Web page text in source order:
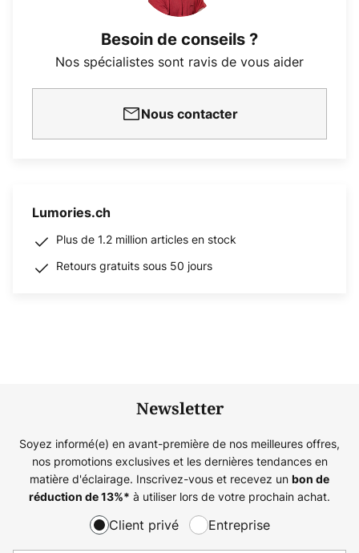
Besoin de conseils ?
Nos spécialistes sont ravis de vous aider
Nous contacter
Lumories.ch
Plus de 1.2 million articles en stock
Retours gratuits sous 50 jours
Newsletter
Soyez informé(e) en avant-première de nos meilleures offres,
nos promotions exclusives et les dernières tendances en
matière d'éclairage. Inscrivez-vous et recevez un bon de
réduction de13%* à utiliser lors de votre prochain achat.
Client privé Entreprise